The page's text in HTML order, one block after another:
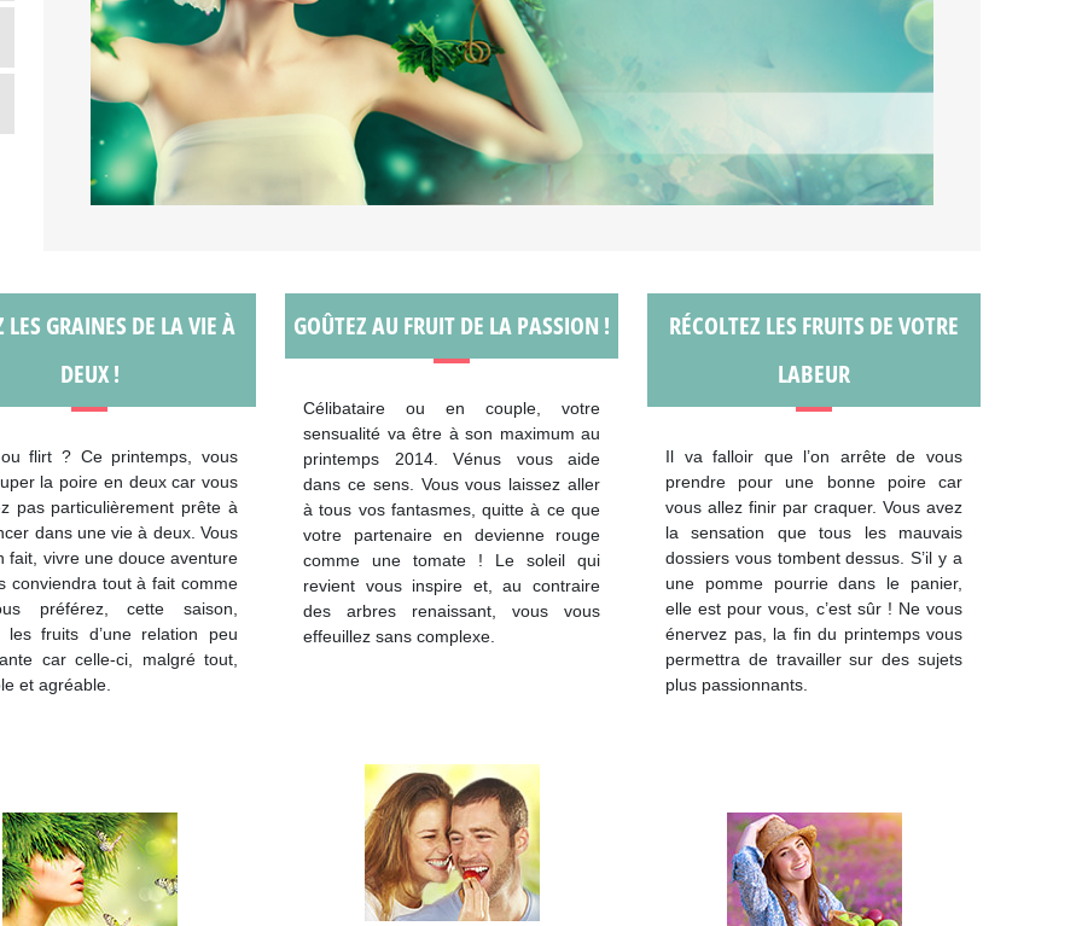
LES GRAINES DE LA VIE À
DEUX !
flirt ? Ce printemps, vous
la poire en deux car vous
pas particulièrement prête à
dans une vie à deux. Vous
fait, vivre une douce aventure
conviendra tout à fait comme
préférez, cette saison,
les fruits d’une relation peu
car celle-ci, malgré tout,
et agréable.
GOÛTEZ AU FRUIT DE LA PASSION !
Célibataire ou en couple, votre
sensualité va être à son maximum au
printemps 2014. Vénus vous aide
dans ce sens. Vous vous laissez aller
à tous vos fantasmes, quitte à ce que
votre partenaire en devienne rouge
comme une tomate ! Le soleil qui
revient vous inspire et, au contraire
des arbres renaissant, vous vous
effeuillez sans complexe.
RÉCOLTEZ LES FRUITS DE VOTRE
LABEUR
Il va falloir que l’on arrête de vous
prendre pour une bonne poire car
vous allez finir par craquer. Vous avez
la sensation que tous les mauvais
dossiers vous tombent dessus. S’il y a
une pomme pourrie dans le panier,
elle est pour vous, c’est sûr ! Ne vous
énervez pas, la fin du printemps vous
permettra de travailler sur des sujets
plus passionnants.